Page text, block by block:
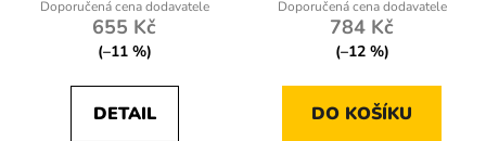
655 Kč
(–11 %)
DETAIL
784 Kč
(–12 %)
DO KOŠÍKU